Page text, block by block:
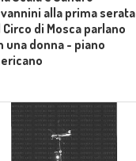
alla prima serata
Circo di Mosca parlano
una donna - piano